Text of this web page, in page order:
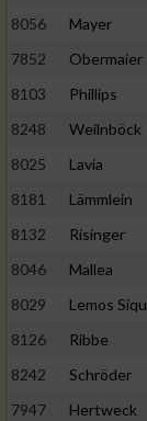
8056
Mayer
7852
Obermaier
8103
Phillips
8248
Weilnböck
8025
Lavia
8181
Lämmlein
8132
Risinger
8046
Mallea
8029
Lemos
8126
Ribbe
8242
Schröder
7947
Hertweck